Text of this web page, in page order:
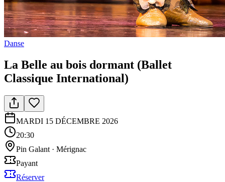
Danse
La Belle au bois dormant (Ballet
Classique International)
MARDI 15 DÉCEMBRE 2026
20:30
Pin Galant · Mérignac
Payant
Réserver